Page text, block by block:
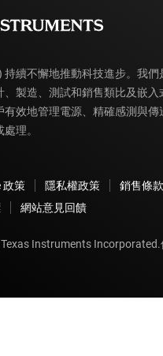
解答
持續不懈地推動科技進步。我們
製造、測試和銷售類比及嵌入
有效地管理電源、精確感測與傳
理。
政策 隱私權政策
銷售條款
網站意見回饋
Texas Instruments Incorporated.